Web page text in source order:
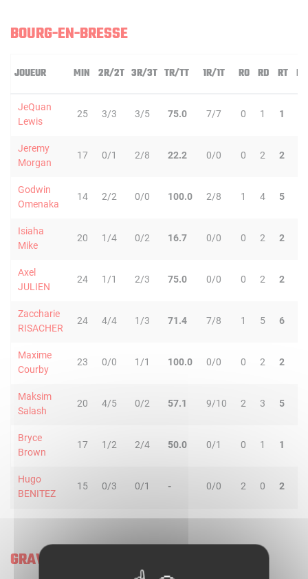
BOURG-EN-BRESSE
JOUEUR MIN 2R/2T 3R/3T TR/TT 1R/1T RO RD RT PD
JeQuan
Lewis
25 3/3 3/5 75.0 7/7 0 1 1
Jeremy
Morgan
17 0/1 2/8 22.2 0/0 0 2 2
Godwin
Omenaka
14 2/2 0/0 100.0 2/8 1 4 5
Isiaha
Mike
20 1/4 0/2 16.7 0/0 0 2 2
Axel
JULIEN
24 1/1 2/3 75.0 0/0 0 2 2
Zaccharie
RISACHER
24 4/4 1/3 71.4 7/8 1 5 6
Maxime
Courby
23 0/0 1/1 100.0 0/0 0 2 2
Maksim
Salash
20 4/5 0/2 57.1 9/10 2 3 5
Bryce
Brown
17 1/2 2/4 50.0 0/1 0 1 1
Hugo
BENITEZ
15 0/3 0/1 - 0/0 2 0 2
GRAVELINES